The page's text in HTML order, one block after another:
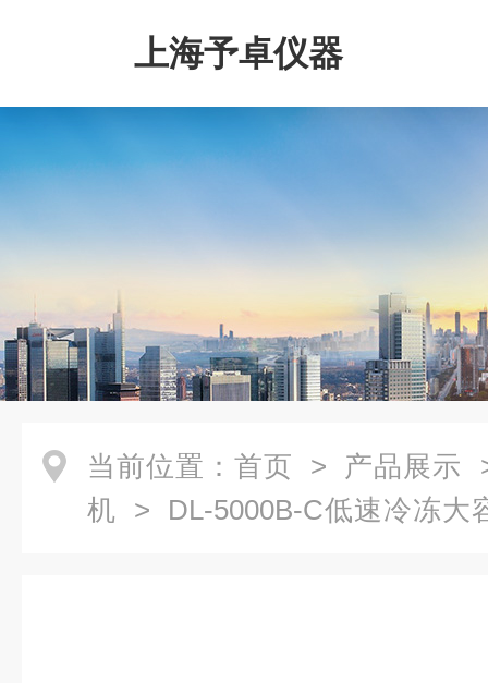
上海予卓仪器
当前位置： 首页 > 产品展示
机 > DL-5000B-C低速冷冻大